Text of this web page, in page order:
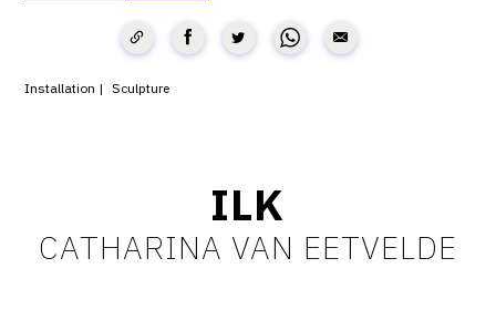
CGV
INSTAGRAM
FACEBOOK
Installation Sculpture
ILK
CATHARINA VAN EETVELDE